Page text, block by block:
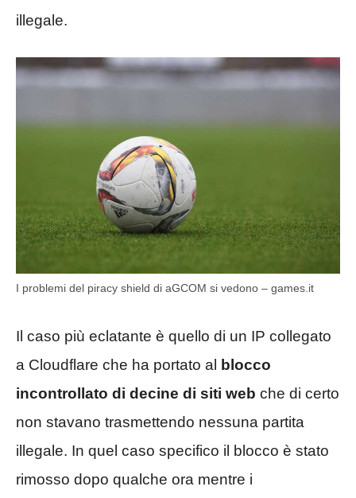
illegale.
I problemi del piracy shield di aGCOM si vedono – games.it
Il caso più eclatante è quello di un IP collegato
a Cloudflare che ha portato al
blocco
incontrollato di decine di siti web che di certo
non stavano trasmettendo nessuna partita
illegale. In quel caso specifico il blocco è stato
rimosso dopo qualche ora mentre i